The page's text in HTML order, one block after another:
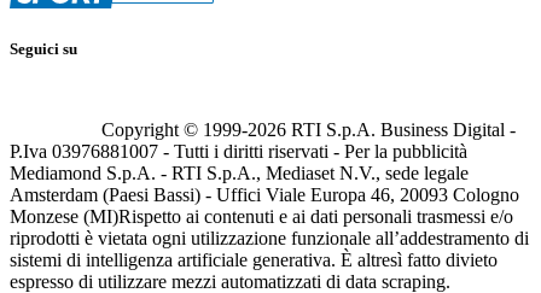
Seguici su
Copyright © 1999-2026 RTI S.p.A. Business Digital -
P.Iva 03976881007 - Tutti i diritti riservati - Per la pubblicità
Mediamond S.p.A. - RTI S.p.A., Mediaset N.V., sede legale
Amsterdam (Paesi Bassi) - Uffici Viale Europa 46, 20093 Cologno
Monzese (MI)Rispetto ai contenuti e ai dati personali trasmessi e/o
riprodotti è vietata ogni utilizzazione funzionale all’addestramento di
sistemi di intelligenza artificiale generativa. È altresì fatto divieto
espresso di utilizzare mezzi automatizzati di data scraping.